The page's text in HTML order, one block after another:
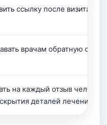
ссылку после визита
врачам обратную связь
на каждый отзыв
деталей лечения